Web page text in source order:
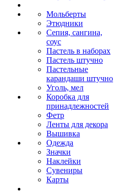
Мольберты
Этюдники
Сепия, сангина,
соус
Пастель в наборах
Пастель штучно
Пастельные
карандаши штучно
Уголь, мел
Коробка для
принадлежностей
Фетр
Ленты для декора
Вышивка
Одежда
Значки
Наклейки
Сувениры
Карты